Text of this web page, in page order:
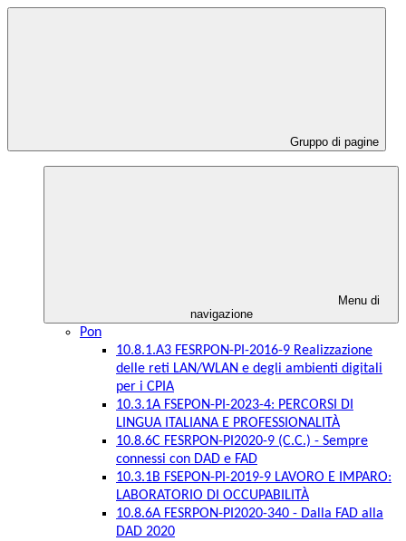
Gruppo di pagine
Menu di
navigazione
Pon
10.8.1.A3 FESRPON-PI-2016-9 Realizzazione
delle reti LAN/WLAN e degli ambienti digitali
per i CPIA
10.3.1A FSEPON-PI-2023-4: PERCORSI DI
LINGUA ITALIANA E PROFESSIONALITÀ
10.8.6C FESRPON-PI2020-9 (C.C.) - Sempre
connessi con DAD e FAD
10.3.1B FSEPON-PI-2019-9 LAVORO E IMPARO:
LABORATORIO DI OCCUPABILITÀ
10.8.6A FESRPON-PI2020-340 - Dalla FAD alla
DAD 2020